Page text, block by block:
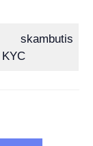
skambutis